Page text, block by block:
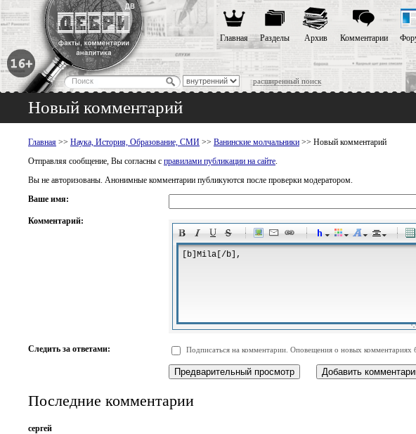
расширенный поиск
Главная Разделы Архив Комментарии
Новый комментарий
Главная >> Наука, История, Образование, СМИ >> Ванинские молчальники >> Новый комментарий
Отправляя сообщение, Вы согласны с правилами публикации на сайте.
Вы не авторизованы. Анонимные комментарии публикуются после проверки модератором.
Ваше имя:
Комментарий:
-
-
-
-
-
-
-
-
-
-
-
-
-
-
-
-
Следить за ответами: Подписаться на комментарии. Оповещения о новых комментариях
Последние комментарии
сергей